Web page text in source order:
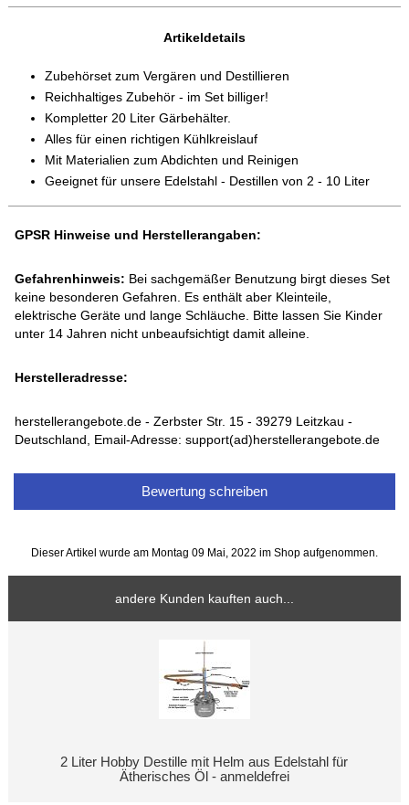
Artikeldetails
Zubehörset zum Vergären und Destillieren
Reichhaltiges Zubehör - im Set billiger!
Kompletter 20 Liter Gärbehälter.
Alles für einen richtigen Kühlkreislauf
Mit Materialien zum Abdichten und Reinigen
Geeignet für unsere Edelstahl - Destillen von 2 - 10 Liter
GPSR Hinweise und Herstellerangaben:
Gefahrenhinweis: Bei sachgemäßer Benutzung birgt dieses Set
keine besonderen Gefahren. Es enthält aber Kleinteile,
elektrische Geräte und lange Schläuche. Bitte lassen Sie Kinder
unter 14 Jahren nicht unbeaufsichtigt damit alleine.
Herstelleradresse:
herstellerangebote.de - Zerbster Str. 15 - 39279 Leitzkau -
Deutschland, Email-Adresse: support(ad)herstellerangebote.de
Bewertung schreiben
Dieser Artikel wurde am Montag 09 Mai, 2022 im Shop aufgenommen.
andere Kunden kauften auch...
2 Liter Hobby Destille mit Helm aus Edelstahl für
Ätherisches Öl - anmeldefrei